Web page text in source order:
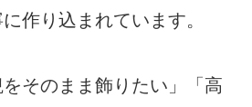
作り込まれています。
をそのまま飾りたい」「高